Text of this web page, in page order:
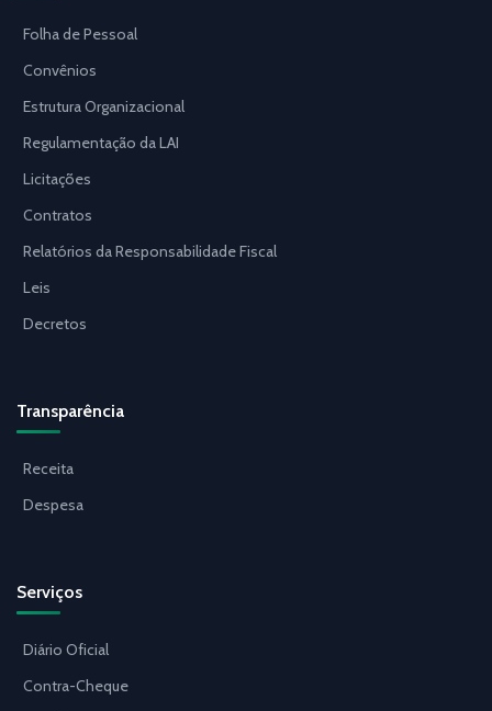
Folha de Pessoal
Convênios
Estrutura Organizacional
Regulamentação da LAI
Licitações
Contratos
Relatórios da Responsabilidade Fiscal
Leis
Decretos
Transparência
Receita
Despesa
Serviços
Diário Oficial
Contra-Cheque